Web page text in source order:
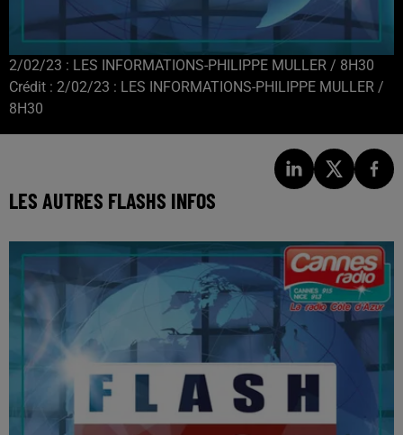
2/02/23 : LES INFORMATIONS-PHILIPPE MULLER / 8H30
Crédit : 2/02/23 : LES INFORMATIONS-PHILIPPE MULLER /
8H30
LES AUTRES FLASHS INFOS